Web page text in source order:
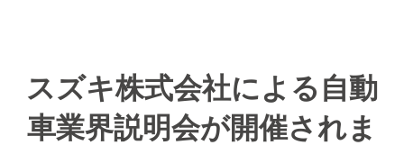
スズキ株式会社による自動
車業界説明会が開催されま